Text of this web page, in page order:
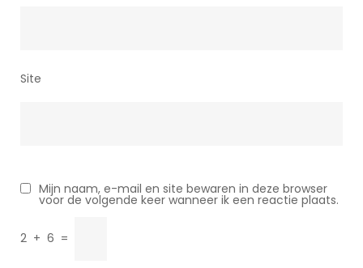
Site
Mijn naam, e-mail en site bewaren in deze browser
voor de volgende keer wanneer ik een reactie plaats.
2 + 6 =